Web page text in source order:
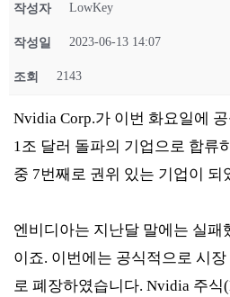
작성자 LowKey
작성일 2023-06-13 14:07
조회 2143
Nvidia Corp.가 이번 화요일에
1조 달러 돌파의 기업으로 합류
중 7번째로 권위 있는 기업이 되
엔비디아는 지난달 말에는 실패
이죠. 이번에는 공식적으로 시
로 폐장하였습니다. Nvidia 주